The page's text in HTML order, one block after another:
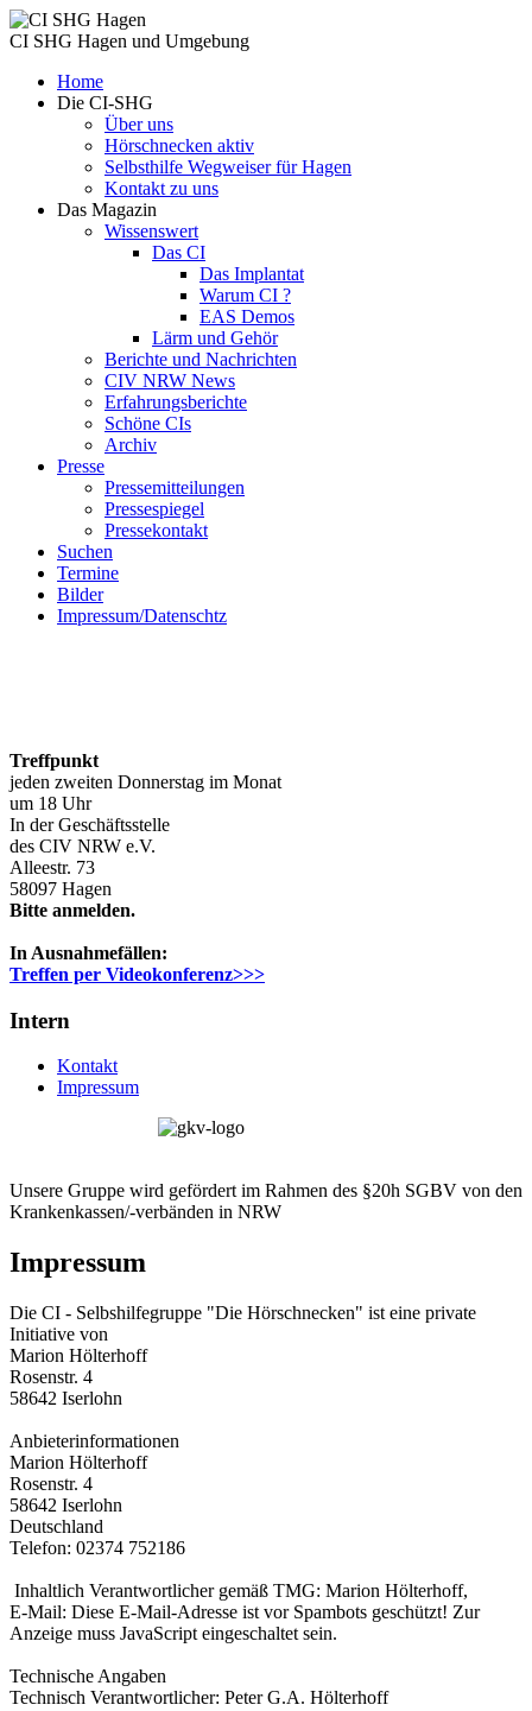
CI SHG Hagen und Umgebung
Home
Die CI-SHG
Über uns
Hörschnecken aktiv
Selbsthilfe Wegweiser für Hagen
Kontakt zu uns
Das Magazin
Wissenswert
Das CI
Das Implantat
Warum CI ?
EAS Demos
Lärm und Gehör
Berichte und Nachrichten
CIV NRW News
Erfahrungsberichte
Schöne CIs
Archiv
Presse
Pressemitteilungen
Pressespiegel
Pressekontakt
Suchen
Termine
Bilder
Impressum/Datenschtz
Treffpunkt
jeden zweiten Donnerstag im Monat
um 18 Uhr
In der Geschäftsstelle
des CIV NRW e.V.
Alleestr. 73
58097 Hagen
Bitte anmelden.
In Ausnahmefällen:
Treffen per Videokonferenz>>>
Intern
Kontakt
Impressum
Unsere Gruppe wird gefördert im Rahmen des §20h SGBV von den
Krankenkassen/-verbänden in NRW
Impressum
Die CI - Selbshilfegruppe "Die Hörschnecken" ist eine private
Initiative von
Marion Hölterhoff
Rosenstr. 4
58642 Iserlohn
Anbieterinformationen
Marion Hölterhoff
Rosenstr. 4
58642 Iserlohn
Deutschland
Telefon: 02374 752186
Inhaltlich Verantwortlicher gemäß TMG: Marion Hölterhoff,
E-Mail: Diese E-Mail-Adresse ist vor Spambots geschützt! Zur
Anzeige muss JavaScript eingeschaltet sein.
Technische Angaben
Technisch Verantwortlicher: Peter G.A. Hölterhoff